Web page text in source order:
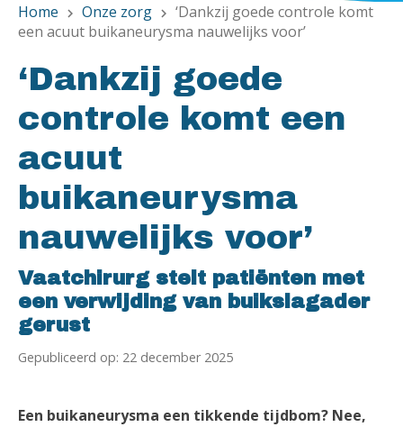
Home chevron_right Onze zorg chevron_right ‘Dankzij goede controle komt
een acuut buikaneurysma nauwelijks voor’
‘Dankzij goede
controle komt een
acuut
buikaneurysma
nauwelijks voor’
Vaatchirurg stelt patiënten met
een verwijding van buikslagader
gerust
Gepubliceerd op: 22 december 2025
Een buikaneurysma een tikkende tijdbom? Nee,